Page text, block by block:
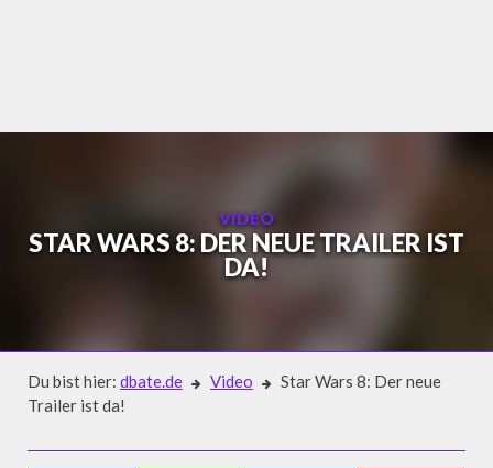
VIDEO
STAR WARS 8: DER NEUE TRAILER IST
DA!
Du bist hier: dbate.de Video
Star Wars 8: Der neue
Trailer ist da!